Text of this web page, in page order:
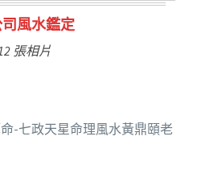
氏福主量子生基造命
共 6 張相片
-七政天星命理風水黃鼎頤老